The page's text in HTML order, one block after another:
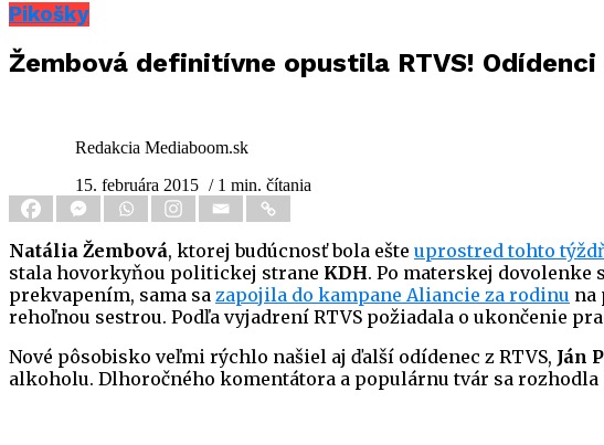
Pikošky
Žembová definitívne opustila RTVS!
Redakcia Mediaboom.sk
15. februára 2015 / 1 min. čítania
Natália Žembová, ktorej budúcnosť bola ešte uprostred tohto
stala hovorkyňou politickej strane KDH. Po materskej dovolenke
prekvapením, sama sa zapojila do kampane Aliancie za rodinu na
rehoľnou sestrou. Podľa vyjadrení RTVS požiadala o ukončenie
Nové pôsobisko veľmi rýchlo našiel aj ďalší odídenec z RTVS, Ján
alkoholu. Dlhoročného komentátora a populárnu tvár sa